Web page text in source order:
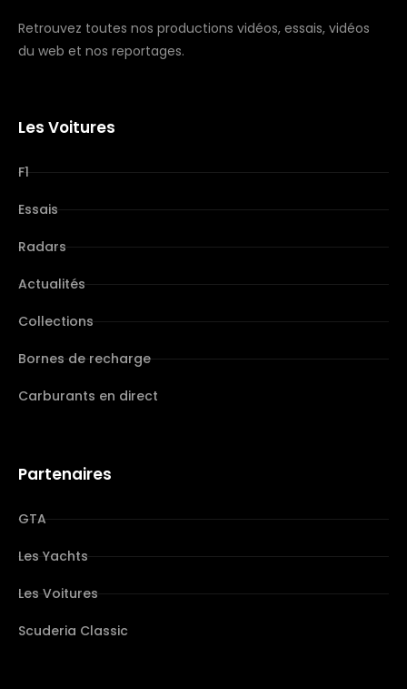
Retrouvez toutes nos productions vidéos, essais, vidéos
du web et nos reportages.
Les Voitures
F1
Essais
Radars
Actualités
Collections
Bornes de recharge
Carburants en direct
Partenaires
GTA
Les Yachts
Les Voitures
Scuderia Classic